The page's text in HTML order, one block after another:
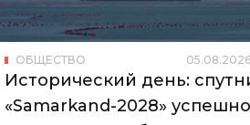
Исторический день:
«Samarkand-2028» успешно
выведен на орбиту
Специалисты «Узбеккосмоса»
разработали для спутника
модуль искусственного интеллекта.